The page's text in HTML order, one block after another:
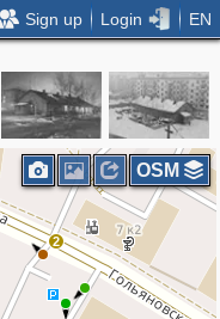
Sign up Login EN
2
OSM